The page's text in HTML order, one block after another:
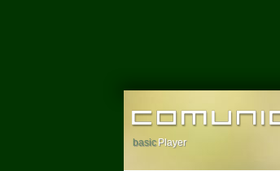
basic Player